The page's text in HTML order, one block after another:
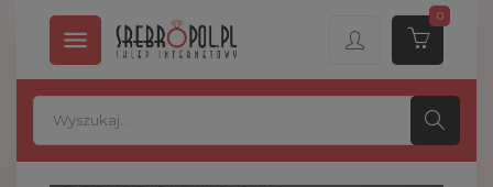

0